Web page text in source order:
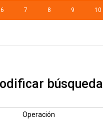
6 7 8 9 10
búsqueda
Operación